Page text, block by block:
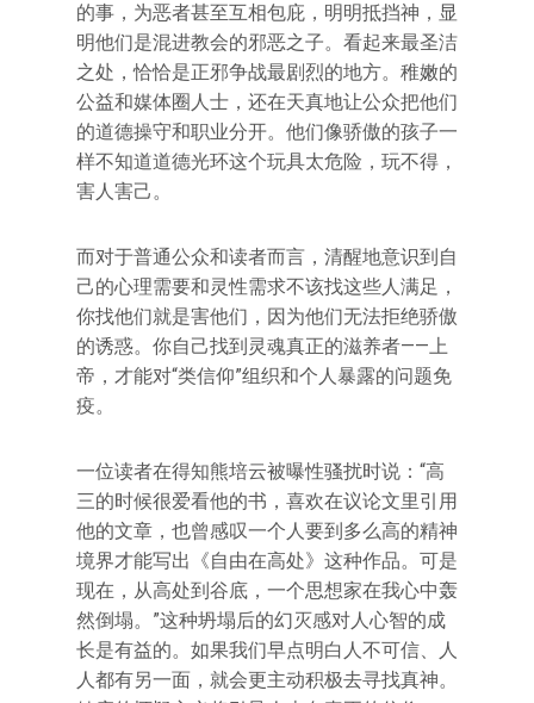
的事，为恶者甚至互相包庇，明明抵挡神，显
明他们是混进教会的邪恶之子。看起来最圣洁
之处，恰恰是正邪争战最剧烈的地方。稚嫩的
公益和媒体圈人士，还在天真地让公众把他们
的道德操守和职业分开。他们像骄傲的孩子一
样不知道道德光环这个玩具太危险，玩不得，
害人害己。
而对于普通公众和读者而言，清醒地意识到自
己的心理需要和灵性需求不该找这些人满足，
你找他们就是害他们，因为他们无法拒绝骄傲
的诱惑。你自己找到灵魂真正的滋养者——上
帝，才能对“类信仰”组织和个人暴露的问题免
疫。
一位读者在得知熊培云被曝性骚扰时说：“高
三的时候很爱看他的书，喜欢在议论文里引用
他的文章，也曾感叹一个人要到多么高的精神
境界才能写出《自由在高处》这种作品。可是
现在，从高处到谷底，一个思想家在我心中轰
然倒塌。”这种坍塌后的幻灭感对人心智的成
长是有益的。如果我们早点明白人不可信、人
人都有另一面，就会更主动积极去寻找真神。